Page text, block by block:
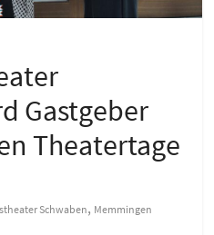
Gastgeber
Theatertage
Schwaben, Memmingen